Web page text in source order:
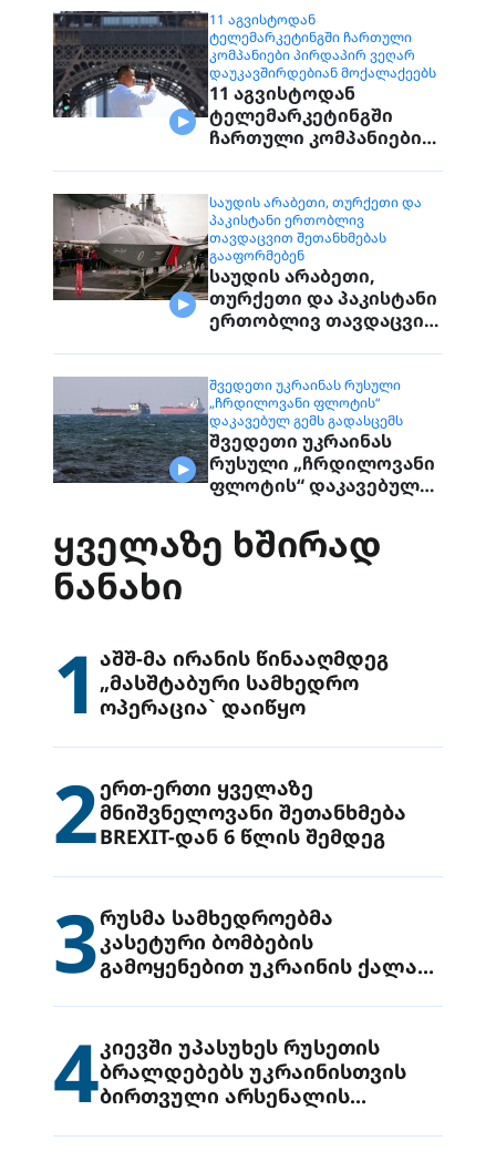
საერთოდ გაქრა
თურანული ვეფხვი
11 ᲐᲒᲕᲘᲡᲢᲝᲓᲐᲜ
ᲢᲔᲚᲔᲛᲐᲠᲙᲔᲢᲘᲜᲒᲨᲘ ᲩᲐᲠᲗᲣᲚᲘ
ᲙᲝᲛᲞᲐᲜᲘᲔᲑᲘ ᲞᲘᲠᲓᲐᲞᲘᲠ ᲕᲔᲦᲐᲠ
ᲓᲐᲣᲙᲐᲕᲨᲘᲠᲓᲔᲑᲘᲐᲜ ᲛᲝᲥᲐᲚᲐᲥᲔᲔᲑᲡ
11 აგვისტოდან
ტელემარკეტინგში
ჩართული კომპანიები
მოქალაქეებს
ᲡᲐᲣᲓᲘᲡ ᲐᲠᲐᲑᲔᲗᲘ, ᲗᲣᲠᲥᲔᲗᲘ ᲓᲐ
ᲞᲐᲙᲘᲡᲢᲐᲜᲘ ᲔᲠᲗᲝᲑᲚᲘᲕ
ᲗᲐᲕᲓᲐᲪᲕᲘᲗ ᲨᲔᲗᲐᲜᲮᲛᲔᲑᲐᲡ
ᲒᲐᲐᲤᲝᲠᲛᲔᲑᲔᲜ
საუდის არაბეთი,
თურქეთი და პაკისტანი
ერთობლივ თავდაცვით
ᲨᲕᲔᲓᲔᲗᲘ ᲣᲙᲠᲐᲘᲜᲐᲡ ᲠᲣᲡᲣᲚᲘ
„ᲩᲠᲓᲘᲚᲝᲕᲐᲜᲘ ᲤᲚᲝᲢᲘᲡ“
ᲓᲐᲙᲐᲕᲔᲑᲣᲚ ᲒᲔᲛᲡ ᲒᲐᲓᲐᲡᲪᲔᲛᲡ
შვედეთი უკრაინას
რუსული „ჩრდილოვანი
ფლოტის“ დაკავებულ
ᲧᲕᲔᲚᲐᲖᲔ ᲮᲨᲘᲠᲐᲓ
ᲜᲐᲜᲐᲮᲘ
1 აშშ-მა ირანის წინააღმდეგ
„მასშტაბური სამხედრო
ოპერაცია` დაიწყო
2ერთ-ერთი ყველაზე
მნიშვნელოვანი შეთანხმება
BREXIT-დან 6 წლის შემდეგ
3რუსმა სამხედროებმა
კასეტური ბომბების
გამოყენებით უკრაინის ქალაქ
4კიევში უპასუხეს რუსეთის
ბრალდებებს უკრაინისთვის
ბირთვული არსენალის